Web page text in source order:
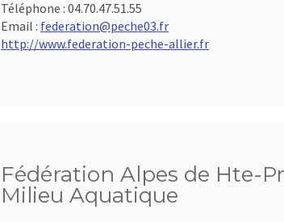
Téléphone : 04.70.47.51.55
Email : federation@peche03.fr
http://www.federation-peche-allier.fr
Fédération Alpes de Hte-
Milieu Aquatique